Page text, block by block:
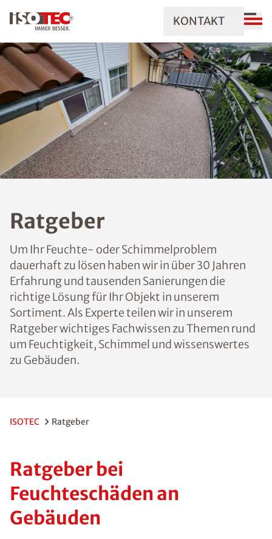
KONTAKT
Ratgeber
Um Ihr Feuchte- oder Schimmelproblem
dauerhaft zu lösen haben wir in über 30 Jahren
Erfahrung und tausenden Sanierungen die
richtige Lösung für Ihr Objekt in unserem
Sortiment. Als Experte teilen wir in unserem
Ratgeber wichtiges Fachwissen zu Themen rund
um Feuchtigkeit, Schimmel und wissenswertes
zu Gebäuden.
ISOTEC Ratgeber
Ratgeber bei
Feuchteschäden an
Gebäuden